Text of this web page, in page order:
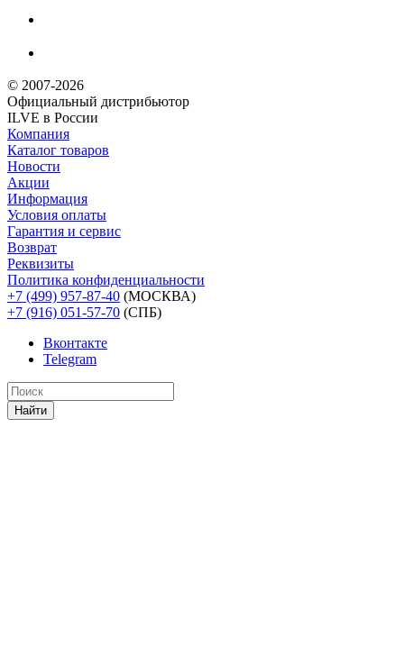
© 2007-2026
Официальный дистрибьютoр
ILVE в России
Компания
Каталог товаров
Новости
Акции
Информация
Условия оплаты
Гарантия и сервис
Возврат
Реквизиты
Политика конфиденциальности
+7 (499) 957-87-40 (МОСКВА)
+7 (916) 051-57-70 (СПБ)
Вконтакте
Telegram
Найти